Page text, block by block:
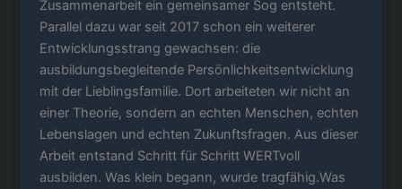
Zusammenarbeit ein gemeinsamer Sog entsteht.
Parallel dazu war seit 2017 schon ein weiterer
Entwicklungsstrang gewachsen: die
ausbildungsbegleitende Persönlichkeitsentwicklung
mit der Lieblingsfamilie. Dort arbeiteten wir nicht an
einer Theorie, sondern an echten Menschen, echten
Lebenslagen und echten Zukunftsfragen. Aus dieser
Arbeit entstand Schritt für Schritt WERTvoll
ausbilden. Was klein begann, wurde tragfähig.Was